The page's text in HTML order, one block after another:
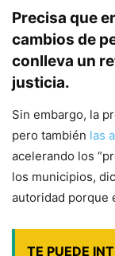
Precisa que
cambios de
conlleva un
justicia.
Sin embargo, la
pero también las
acelerando los
los municipios,
autoridad porque
TE PUEDE